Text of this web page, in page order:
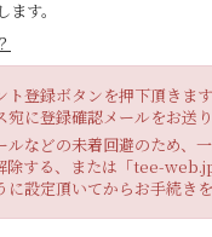
す。
ト登録ボタンを押下頂きま
宛に登録確認メールをお送り
ルなどの未着回避のため、
除する、または「tee-
に設定頂いてからお手続き